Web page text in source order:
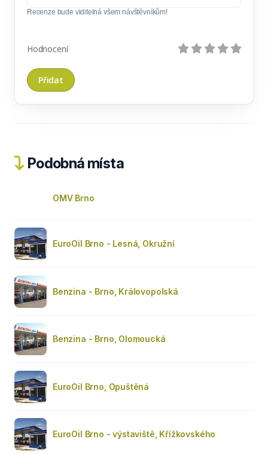
Recenze bude viditelná všem návštěvníkům!
Hodnocení
Podobná místa
OMV Brno
EuroOil Brno - Lesná, Okružní
Benzina - Brno, Královopolská
Benzina - Brno, Olomoucká
EuroOil Brno, Opuštěná
EuroOil Brno - výstaviště, Křížkovského